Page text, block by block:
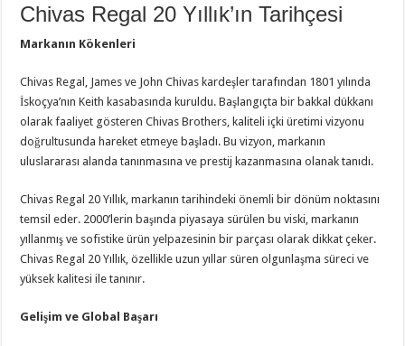
Chivas Regal 20 Yıllık’ın Tarihçesi
Markanın Kökenleri
Chivas Regal, James ve John Chivas kardeşler tarafından 1801 yılında
İskoçya’nın Keith kasabasında kuruldu. Başlangıçta bir bakkal dükkanı
olarak faaliyet gösteren Chivas Brothers, kaliteli içki üretimi vizyonu
doğrultusunda hareket etmeye başladı. Bu vizyon, markanın
uluslararası alanda tanınmasına ve prestij kazanmasına olanak tanıdı.
Chivas Regal 20 Yıllık, markanın tarihindeki önemli bir dönüm noktasını
temsil eder. 2000’lerin başında piyasaya sürülen bu viski, markanın
yıllanmış ve sofistike ürün yelpazesinin bir parçası olarak dikkat çeker.
Chivas Regal 20 Yıllık, özellikle uzun yıllar süren olgunlaşma süreci ve
yüksek kalitesi ile tanınır.
Gelişim ve Global Başarı